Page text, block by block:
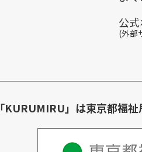
公
(外部
「KURUMIRU」は東京都福